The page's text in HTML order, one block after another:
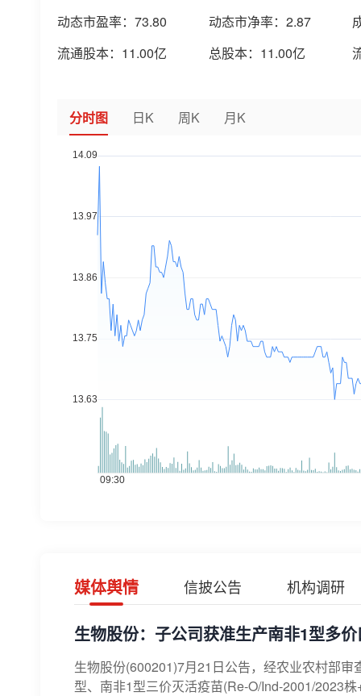
动态市盈率： 73.80 动态市净率： 2.87
流通股本： 11.00亿 总股本： 11.00亿
分时图 日K 周K 月K
媒体舆情 信披公告 机构调研
生物股份：子公司获准生产南非1型多
生物股份(600201)7月21日公告，经农业农村部
型、南非1型三价灭活疫苗(Re-O/Ind-2001/2023